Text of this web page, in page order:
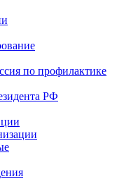
по профилактике
РФ